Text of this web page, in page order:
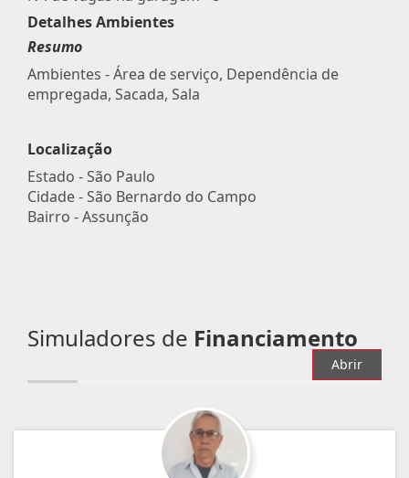
Detalhes Ambientes
Resumo
Ambientes - Área de serviço, Dependência de
empregada, Sacada, Sala
Localização
Estado -São Paulo
Cidade -São Bernardo do Campo
Bairro -Assunção
Simuladores de Financiamento
Abrir